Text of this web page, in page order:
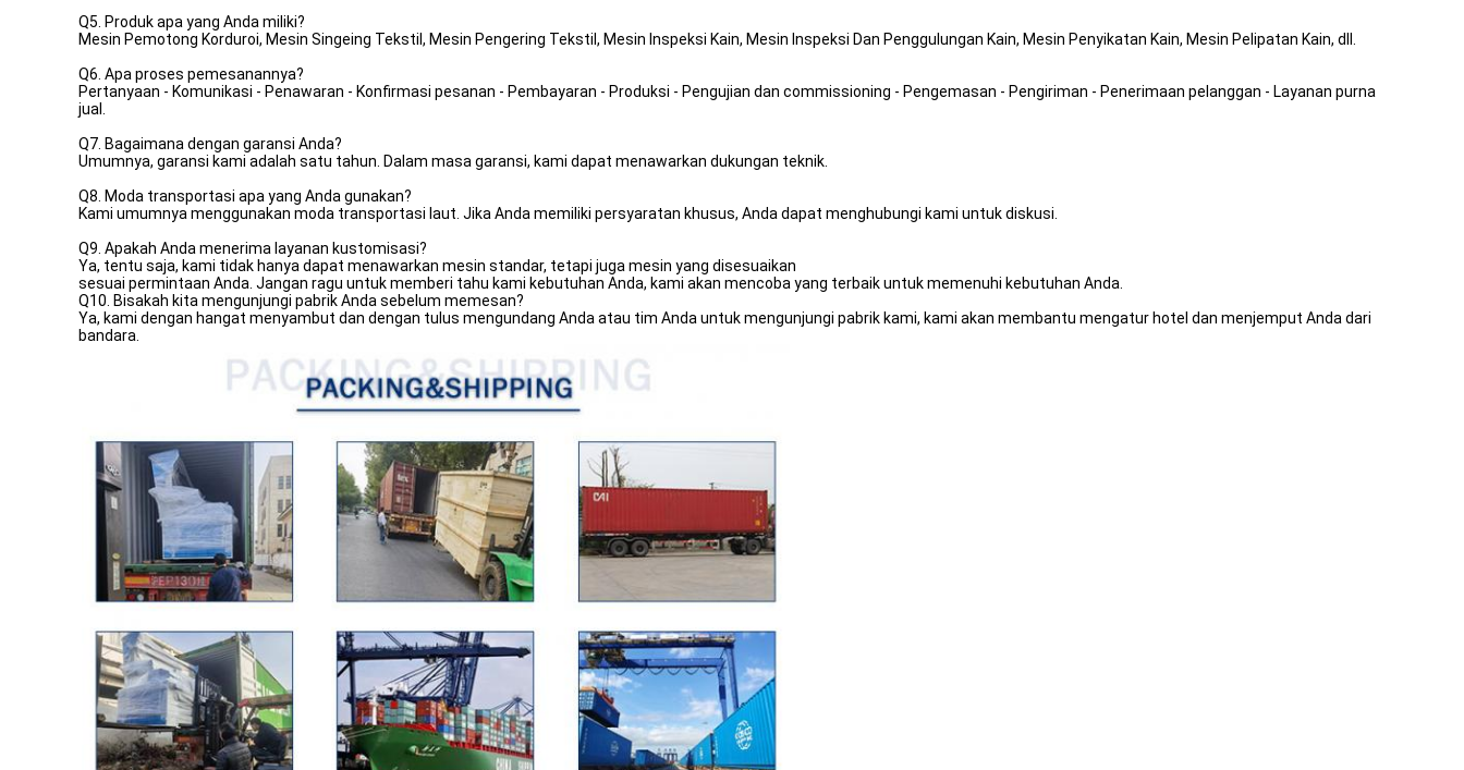
Q5. Produk apa yang Anda miliki?
Mesin Pemotong Korduroi, Mesin Singeing Tekstil, Mesin Pengering Tekstil, Mesin Inspeksi Kain, Mesin Inspeksi Dan Penggulungan Kain, Mesin Penyikatan Kain, Mesin Pelipatan Kain, dll.
Q6. Apa proses pemesanannya?
Pertanyaan - Komunikasi - Penawaran - Konfirmasi pesanan - Pembayaran - Produksi - Pengujian dan commissioning - Pengemasan - Pengiriman - Penerimaan pelanggan - Layanan purna
jual.
Q7. Bagaimana dengan garansi Anda?
Umumnya, garansi kami adalah satu tahun. Dalam masa garansi, kami dapat menawarkan dukungan teknik.
Q8. Moda transportasi apa yang Anda gunakan?
Kami umumnya menggunakan moda transportasi laut. Jika Anda memiliki persyaratan khusus, Anda dapat menghubungi kami untuk diskusi.
Q9. Apakah Anda menerima layanan kustomisasi?
Ya, tentu saja, kami tidak hanya dapat menawarkan mesin standar, tetapi juga mesin yang disesuaikan
sesuai permintaan Anda. Jangan ragu untuk memberi tahu kami kebutuhan Anda, kami akan mencoba yang terbaik untuk memenuhi kebutuhan Anda.
Q10. Bisakah kita mengunjungi pabrik Anda sebelum memesan?
Ya, kami dengan hangat menyambut dan dengan tulus mengundang Anda atau tim Anda untuk mengunjungi pabrik kami, kami akan membantu mengatur hotel dan menjemput Anda dari
bandara.